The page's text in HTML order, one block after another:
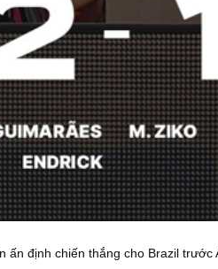
ấn định chiến thắng cho Brazil trước